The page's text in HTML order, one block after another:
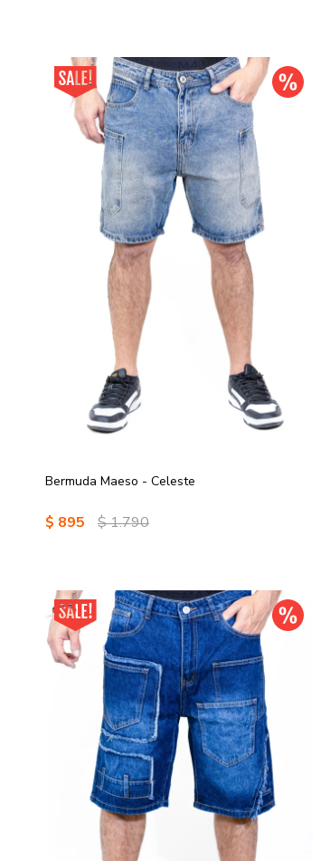
Bermuda Maeso - Celeste
$ 895 $1.790